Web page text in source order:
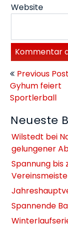
Website
Previous
Gyhum feiert
Sportlerball
Neueste
Wilstedt bei
gelungener
Spannung
Spannende